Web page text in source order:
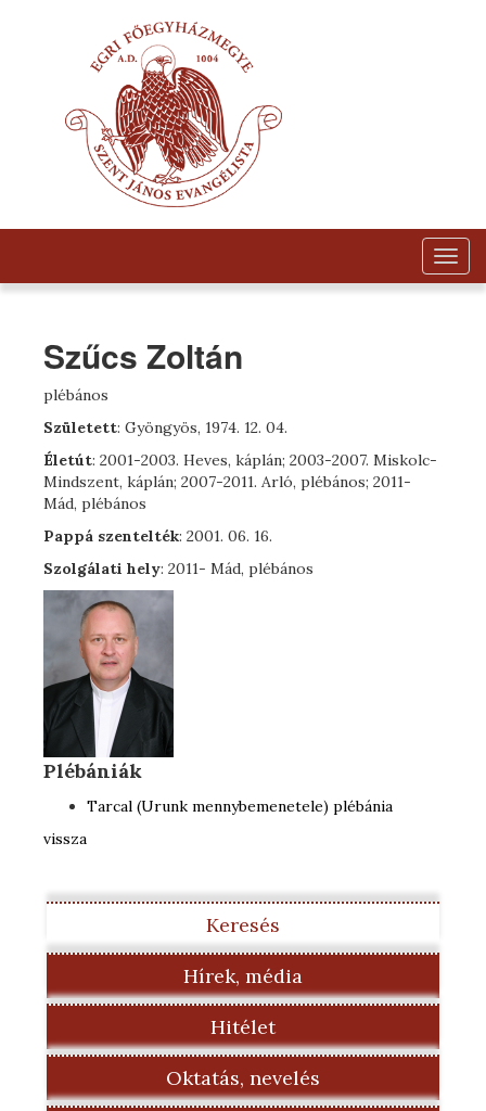
Szűcs Zoltán
plébános
Született: Gyöngyös, 1974. 12. 04.
Életút: 2001-2003. Heves, káplán; 2003-2007. Miskolc-
Mindszent, káplán; 2007-2011. Arló, plébános; 2011-
Mád, plébános
Pappá szentelték: 2001. 06. 16.
Szolgálati hely: 2011- Mád, plébános
Plébániák
Tarcal (Urunk mennybemenetele) plébánia
vissza
Keresés
Hírek, média
Hitélet
Oktatás, nevelés